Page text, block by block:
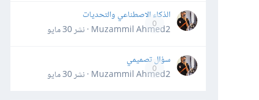
0
الذكاء الاصطناعي والتحديات
Muzammil Ahmed2 · نشر
30 مايو
0
سؤال تصميمي
Muzammil Ahmed2 · نشر
30 مايو